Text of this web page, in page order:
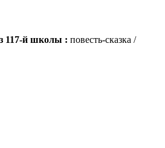
117-й школы : повесть-сказка /